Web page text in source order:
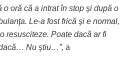
o oră că a intrat în stop şi după o
Le-a fost frică şi e normal,
resusciteze. Poate dacă ar fi
Nu ştiu…”, a